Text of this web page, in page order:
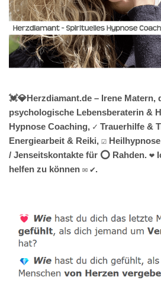
💓️💎Herzdiamant.de – Irene Matern,
psychologische Lebensberaterin &
Hypnose Coaching, ✓ Trauerhilfe &
Energiearbeit & Reiki, ☑️
/ Jenseitskontakte für ⭕ Rahden. ❤
helfen zu können ✉ ✔.